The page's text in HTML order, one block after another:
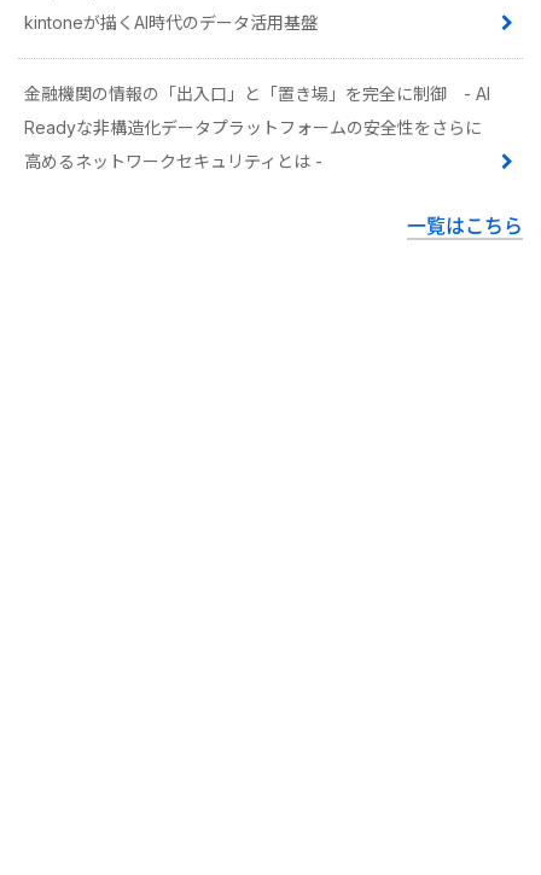
kintoneが描くAI時代のデータ活用基盤
金融機関の情報の「出入口」と「置き場」を完全に制御 - AI
Readyな非構造化データプラットフォームの安全性をさらに
高めるネットワークセキュリティとは -
一覧はこちら